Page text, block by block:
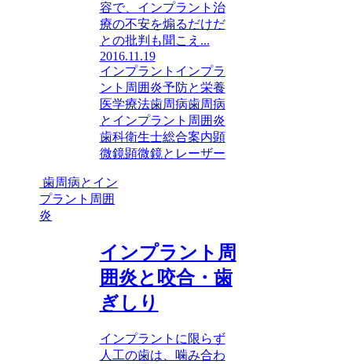
容で、インプラント治
療の不安を煽るだけだ
との批判も聞こえ...
2016.11.19
インプラント インプラ
ント周囲炎予防と栄養
医学療法歯周病歯周病
とインプラント周囲炎
歯科衛生士総合案内顕
微鏡顕微鏡とレーザー
歯周病とイン
プラント周囲
炎
インプラント周
囲炎と咬合・歯
ぎしり
インプラントに限らず
人工の歯は、噛み合わ